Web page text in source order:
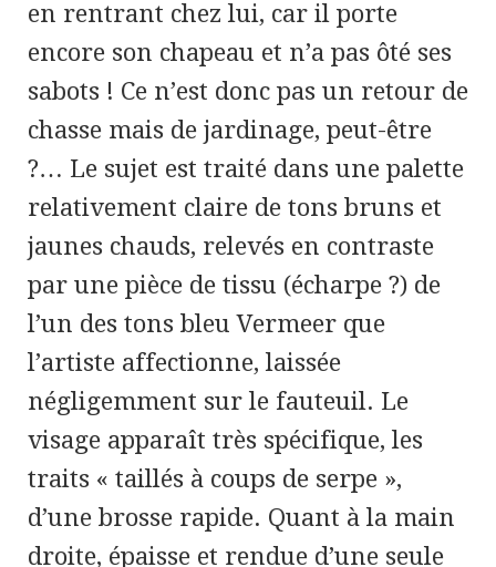
en rentrant chez lui, car il porte
encore son chapeau et n’a pas ôté ses
sabots ! Ce n’est donc pas un retour de
chasse mais de jardinage, peut-être
?… Le sujet est traité dans une palette
relativement claire de tons bruns et
jaunes chauds, relevés en contraste
par une pièce de tissu (écharpe ?) de
l’un des tons bleu Vermeer que
l’artiste affectionne, laissée
négligemment sur le fauteuil. Le
visage apparaît très spécifique, les
traits « taillés à coups de serpe »,
d’une brosse rapide. Quant à la main
droite, épaisse et rendue d’une seule